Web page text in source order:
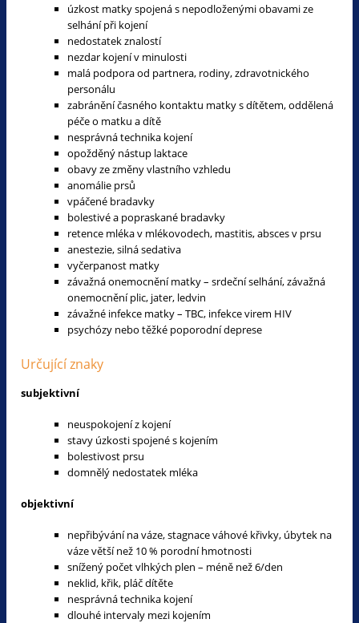
úzkost matky spojená s nepodloženými obavami ze
selhání při kojení
nedostatek znalostí
nezdar kojení v minulosti
malá podpora od partnera, rodiny, zdravotnického
personálu
zabránění časného kontaktu matky s dítětem, oddělená
péče o matku a dítě
nesprávná technika kojení
opožděný nástup laktace
obavy ze změny vlastního vzhledu
anomálie prsů
vpáčené bradavky
bolestivé a popraskané bradavky
retence mléka v mlékovodech, mastitis, absces v prsu
anestezie, silná sedativa
vyčerpanost matky
závažná onemocnění matky – srdeční selhání, závažná
onemocnění plic, jater, ledvin
závažné infekce matky – TBC, infekce virem HIV
psychózy nebo těžké poporodní deprese
Určující znaky
subjektivní
neuspokojení z kojení
stavy úzkosti spojené s kojením
bolestivost prsu
domnělý nedostatek mléka
objektivní
nepřibývání na váze, stagnace váhové křivky, úbytek na
váze větší než 10 % porodní hmotnosti
snížený počet vlhkých plen – méně než 6/den
neklid, křik, pláč dítěte
nesprávná technika kojení
dlouhé intervaly mezi kojením